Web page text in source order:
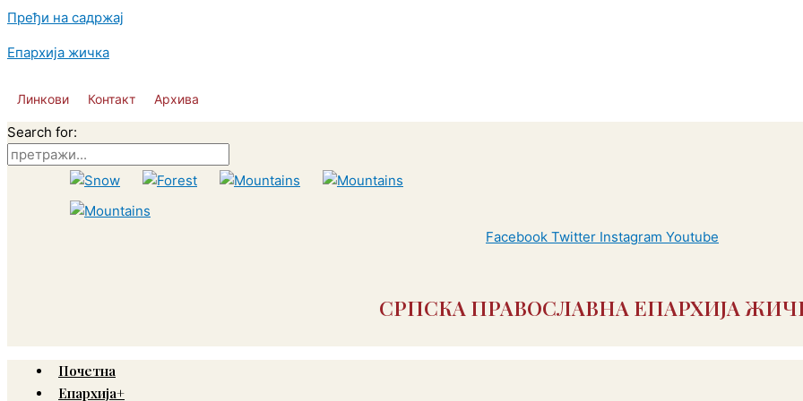
Пређи на садржај
Епархија жичка
Линкови Контакт Архива
Search for:
Facebook Twitter Instagram Youtube
СРПСКА ПРАВОСЛАВНА ЕПАРХИЈА
Почетна
Епархија+